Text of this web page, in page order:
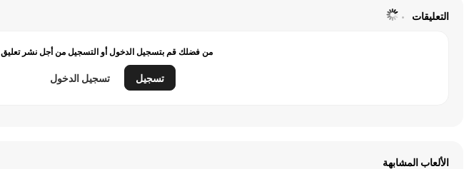
التعليقات
من فضلك قم بتسجيل الدخول أو التسجيل من أجل نشر تعليق
تسجيل تسجيل الدخول
الألعاب المشابهة